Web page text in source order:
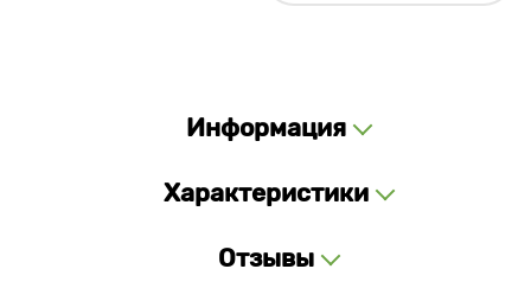
Информация
Характеристики
Отзывы